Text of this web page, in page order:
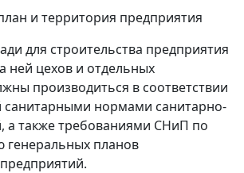
и территория предприятия
для строительства предприятия
ней цехов и отдельных
производиться в соответствии
санитарными нормами санитарно-
а также требованиями СНиП по
генеральных планов